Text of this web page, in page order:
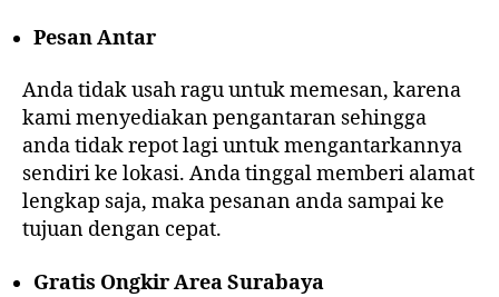
Pesan Antar
Anda tidak usah ragu untuk memesan, karena
kami menyediakan pengantaran sehingga
anda tidak repot lagi untuk mengantarkannya
sendiri ke lokasi. Anda tinggal memberi alamat
lengkap saja, maka pesanan anda sampai ke
tujuan dengan cepat.
Gratis Ongkir Area Surabaya